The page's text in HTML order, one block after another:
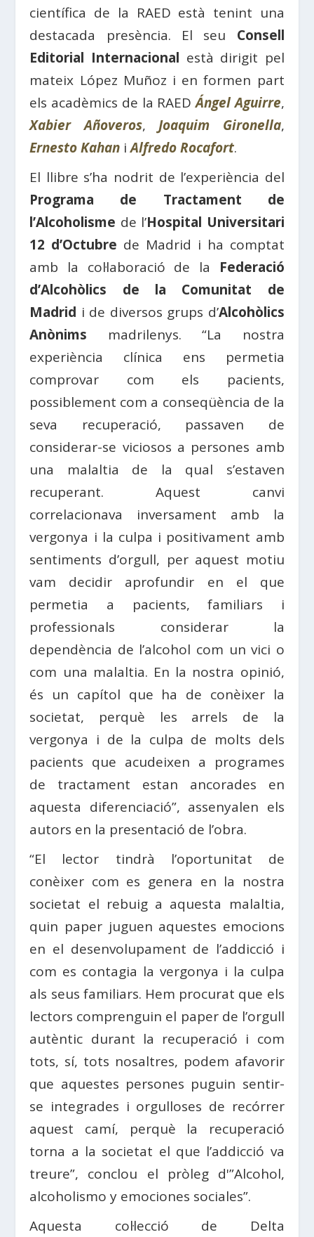
científica de la RAED està tenint una
destacada presència. El seu Consell
Editorial Internacional està dirigit pel
mateix López Muñoz i en formen part
els acadèmics de la RAEDÁngel Aguirre,
Xabier Añoveros,Joaquim Gironella,
Ernesto Kahan iAlfredo Rocafort.
El llibre s’ha nodrit de l’experiència del
Programa de Tractament de
l’Alcoholisme de l’Hospital Universitari
12 d’Octubre de Madrid i ha comptat
amb la col·laboració de la Federació
d’Alcohòlics de la Comunitat de
Madrid i de diversos grups d’Alcohòlics
Anònims madrilenys. “La nostra
experiència clínica ens permetia
comprovar com els pacients,
possiblement com a conseqüència de la
seva recuperació, passaven de
considerar-se viciosos a persones amb
una malaltia de la qual s’estaven
recuperant. Aquest canvi
correlacionava inversament amb la
vergonya i la culpa i positivament amb
sentiments d’orgull, per aquest motiu
vam decidir aprofundir en el que
permetia a pacients, familiars i
professionals considerar la
dependència de l’alcohol com un vici o
com una malaltia. En la nostra opinió,
és un capítol que ha de conèixer la
societat, perquè les arrels de la
vergonya i de la culpa de molts dels
pacients que acudeixen a programes
de tractament estan ancorades en
aquesta diferenciació”, assenyalen els
autors en la presentació de l’obra.
“El lector tindrà l’oportunitat de
conèixer com es genera en la nostra
societat el rebuig a aquesta malaltia,
quin paper juguen aquestes emocions
en el desenvolupament de l’addicció i
com es contagia la vergonya i la culpa
als seus familiars. Hem procurat que els
lectors comprenguin el paper de l’orgull
autèntic durant la recuperació i com
tots, sí, tots nosaltres, podem afavorir
que aquestes persones puguin sentir-
se integrades i orgulloses de recórrer
aquest camí, perquè la recuperació
torna a la societat el que l’addicció va
treure”, conclou el pròleg d'”Alcohol,
alcoholismo y emociones sociales”.
Aquesta col·lecció de Delta